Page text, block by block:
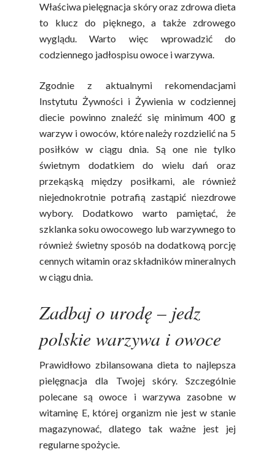
Właściwa pielęgnacja skóry oraz zdrowa dieta
to klucz do pięknego, a także zdrowego
wyglądu. Warto więc wprowadzić do
codziennego jadłospisu owoce i warzywa.
Zgodnie z aktualnymi rekomendacjami
Instytutu Żywności i Żywienia w codziennej
diecie powinno znaleźć się minimum 400 g
warzyw i owoców, które należy rozdzielić na 5
posiłków w ciągu dnia. Są one nie tylko
świetnym dodatkiem do wielu dań oraz
przekąską między posiłkami, ale również
niejednokrotnie potrafią zastąpić niezdrowe
wybory. Dodatkowo warto pamiętać, że
szklanka soku owocowego lub warzywnego to
również świetny sposób na dodatkową porcję
cennych witamin oraz składników mineralnych
w ciągu dnia.
Zadbaj o urodę – jedz
polskie warzywa i owoce
Prawidłowo zbilansowana dieta to najlepsza
pielęgnacja dla Twojej skóry. Szczególnie
polecane są owoce i warzywa zasobne w
witaminę E, której organizm nie jest w stanie
magazynować, dlatego tak ważne jest jej
regularne spożycie.